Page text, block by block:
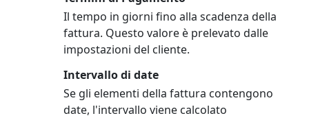
Il tempo in giorni fino alla scadenza della
fattura. Questo valore è prelevato dalle
impostazioni del cliente.
Intervallo di date
Se gli elementi della fattura contengono
date, l'intervallo viene calcolato